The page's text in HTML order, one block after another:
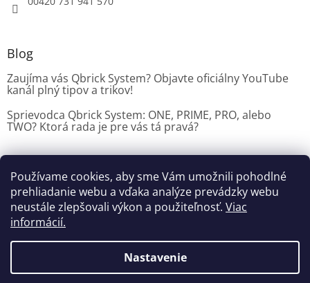
Používame cookies, aby sme Vám umožnili pohodlné
prehliadanie webu a vďaka analýze prevádzky webu
neustále zlepšovali výkon a použiteľnosť. Viac
informácií.
Nastavenie
Blog
Zaujíma vás Qbrick System? Objavte oficiálny YouTube
kanál plný tipov a trikov!
Sprievodca Qbrick System: ONE, PRIME, PRO, alebo
TWO? Ktorá rada je pre vás tá pravá?
Dílenské vybavení CZ